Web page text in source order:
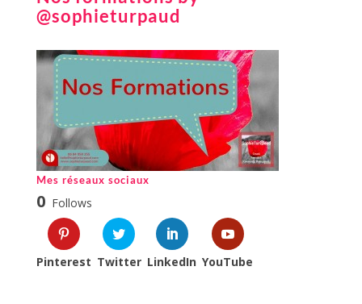
@sophieturpaud
Mes réseaux sociaux
0 Follows
Pinterest Twitter LinkedIn YouTube